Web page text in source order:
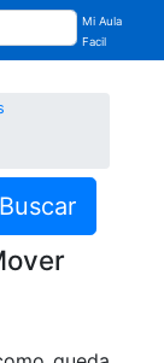
Mi Aula
Facil
Buscar